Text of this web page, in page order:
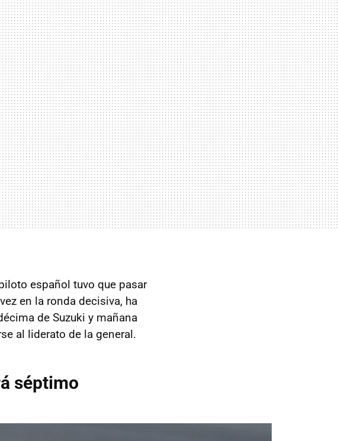
español tuvo que pasar
en la ronda decisiva, ha
de Suzuki y mañana
al liderato de la general.
séptimo